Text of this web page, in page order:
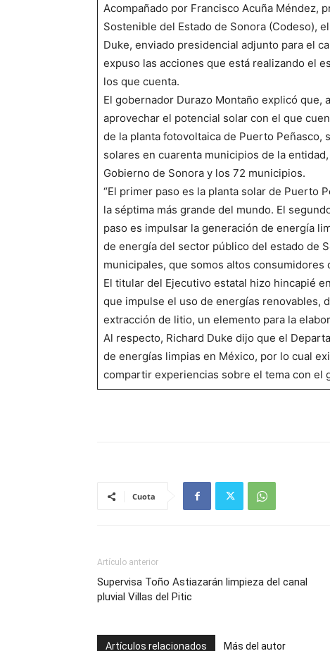
Acompañado por Francisco Acuña Méndez,
Sostenible del Estado de Sonora (Codeso),
Duke, enviado presidencial adjunto para el
expuso las acciones que está realizando el
los que cuenta.
El gobernador Durazo Montaño explicó que,
aprovechar el potencial solar con el que
de la planta fotovoltaica de Puerto Peñasco,
solares en cuarenta municipios de la
Gobierno de Sonora y los 72 municipios.
“El primer paso es la planta solar de Puerto
la séptima más grande del mundo. El
paso es impulsar la generación de energía
de energía del sector público del estado de
municipales, que somos altos consumidores
El titular del Ejecutivo estatal hizo hincapié
que impulse el uso de energías renovables,
extracción de litio, un elemento para la
Al respecto, Richard Duke dijo que el
de energías limpias en México, por lo cual
compartir experiencias sobre el tema con el
Cuota
Artículo anterior
Supervisa Toño Astiazarán limpieza del canal
pluvial Villas del Pitic
Artículos relacionados Más del autor